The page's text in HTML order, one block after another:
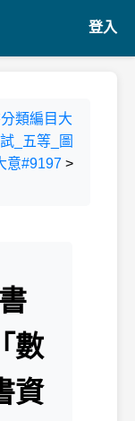
登入
類編目大
_五等_圖
意#9197 >
數
資